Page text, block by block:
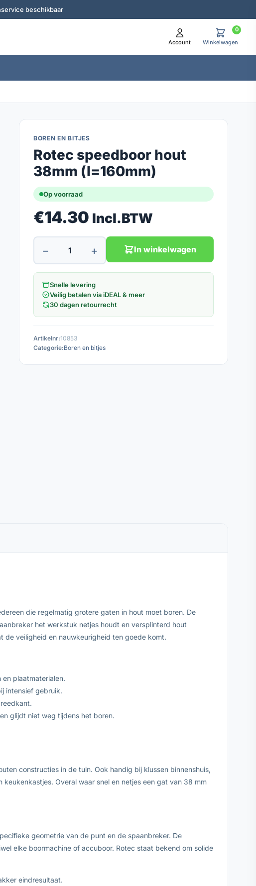
beschikbaar
Account
0
Winkelwagen
BOREN EN BITJES
Rotec speedboor hout
38mm (l=160mm)
Op voorraad
€14.30 Incl.BTW
− + In winkelwagen
Snelle levering
Veilig betalen via iDEAL & meer
30 dagen retourrecht
Artikelnr:10853
Categorie:Boren en bitjes
die regelmatig grotere gaten in hout moet boren. De
het werkstuk netjes houdt en versplinterd hout
de veiligheid en nauwkeurigheid ten goede komt.
plaatmaterialen.
intensief gebruik.
glijdt niet weg tijdens het boren.
constructies in de tuin. Ook handig bij klussen binnenshuis,
Overal waar snel en netjes een gat van 38 mm
geometrie van de punt en de spaanbreker. De
elke boormachine of accuboor. Rotec staat bekend om solide
eindresultaat.